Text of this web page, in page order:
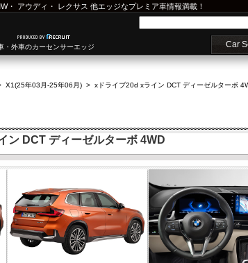
・ アウディ ・ レクサス 他エッジなプレミア車情報満載！
外車のカーセンサーエッジ Car
X1(25年03月-25年06月) > xドライブ20d xライン DCT ディーゼルターボ
ン DCT ディーゼルターボ 4WD